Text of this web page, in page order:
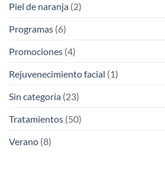
Piel de naranja (2)
Programas (6)
Promociones (4)
Rejuvenecimiento facial (1)
Sin categoría (23)
Tratamientos (50)
Verano (8)